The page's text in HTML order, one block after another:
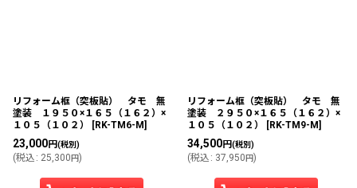
リフォーム框（突板貼） タモ 無
塗装 １９５０×１６５（１６２）×
１０５（１０２）
[RK-TM6-M]
23,000円(税別)
(税込 : 25,300 円)
リフォーム框（突板貼） タモ 無
塗装 ２９５０×１６５（１６２）×
１０５（１０２）
[RK-TM9-M]
34,500円(税別)
(税込 : 37,950 円)